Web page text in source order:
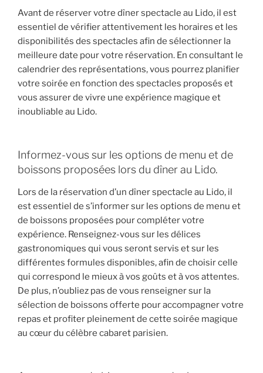
Avant de réserver votre dîner spectacle au Lido, il est
essentiel de vérifier attentivement les horaires et les
disponibilités des spectacles afin de sélectionner la
meilleure date pour votre réservation. En consultant le
calendrier des représentations, vous pourrez planifier
votre soirée en fonction des spectacles proposés et
vous assurer de vivre une expérience magique et
inoubliable au Lido.
Informez-vous sur les options de menu et de
boissons proposées lors du dîner au Lido.
Lors de la réservation d’un dîner spectacle au Lido, il
est essentiel de s’informer sur les options de menu et
de boissons proposées pour compléter votre
expérience. Renseignez-vous sur les délices
gastronomiques qui vous seront servis et sur les
différentes formules disponibles, afin de choisir celle
qui correspond le mieux à vos goûts et à vos attentes.
De plus, n’oubliez pas de vous renseigner sur la
sélection de boissons offerte pour accompagner votre
repas et profiter pleinement de cette soirée magique
au cœur du célèbre cabaret parisien.